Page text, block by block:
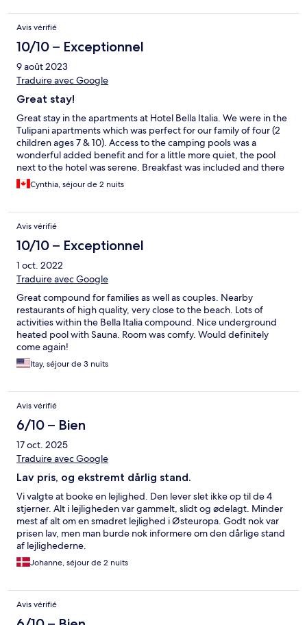
bescheiden und die Qualität ebenso. Bei der Buchung dachten
wir eigentlich, das Hotel wäre näher bei der Altstadt. Es waren
aber zu Fuss mindestens 20 Minuten.
Avis vérifié
10/10 – Exceptionnel
9 août 2023
Traduire avec Google
Great stay!
Great stay in the apartments at Hotel Bella Italia. We were in the
Tulipani apartments which was perfect for our family of four (2
children ages 7 & 10). Access to the camping pools was a
wonderful added benefit and for a little more quiet, the pool
next to the hotel was serene. Breakfast was included and there
was a nice diversity for all tastes.
Cynthia, séjour de 2 nuits
Avis vérifié
10/10 – Exceptionnel
1 oct. 2022
Traduire avec Google
Great compound for families as well as couples. Nearby
restaurants of high quality, very close to the beach. Lots of
activities within the Bella Italia compound. Nice underground
heated pool with Sauna. Room was comfy. Would definitely
come again!
Itay, séjour de 3 nuits
Avis vérifié
6/10 – Bien
17 oct. 2025
Traduire avec Google
Lav pris, og ekstremt dårlig stand.
Vi valgte at booke en lejlighed. Den lever slet ikke op til de 4
stjerner. Alt i lejligheden var gammelt, slidt og ødelagt. Minder
mest af alt om en smadret lejlighed i Østeuropa. Godt nok var
prisen lav, men man burde nok informere om den dårlige stand
af lejlighederne.
Johanne, séjour de 2 nuits
Avis vérifié